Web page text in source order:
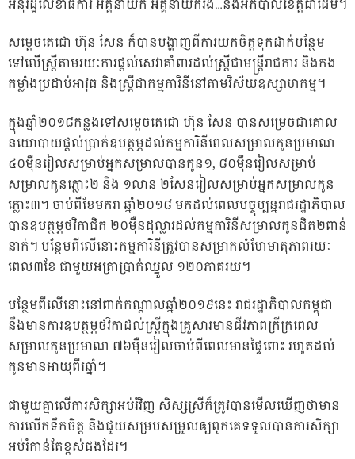
អនុរដ្ឋលេខាធិការ អគ្គនាយក អគ្គនាយករង…និងអភិបាលខេត្តជាដើម។
សម្តេចតេជោ ហ៊ុន សែន ក៏បានបង្ហាញពីការយកចិត្តទុកដាក់បន្ថែម
ទៅលើស្ត្រីតាមរយៈការផ្តល់សេវាគាំពារដល់ស្ត្រីជាមន្ត្រីរាជការ និងកង
កម្លាំងប្រដាប់អាវុធ និងស្ត្រីជាកម្មការិនីនៅតាមវិស័យឧស្សាហកម្ម។
ក្នុងឆ្នាំ២០១៨កន្លងទៅសម្តេចតេជោ ហ៊ុន សែន បានសម្រេចជាគោល
នយោបាយផ្តល់ប្រាក់ឧបត្ថម្ភដល់កម្មការិនីពេលសម្រាលកូនប្រមាណ
៤០ម៉ឺនរៀលសម្រាប់អ្នកសម្រាលបានកូន១, ៨០ម៉ឹនរៀលសម្រាប់
សម្រាលកូនភ្លោះ២ និង ១លាន ២សែនរៀលសម្រាប់អ្នកសម្រាលកូន
ភ្លោះ៣។ ចាប់ពីខែមករា ឆ្នាំ២០១៨ មកដល់ពេលបច្ចុប្បន្នរាជរដ្ឋាភិបាល
បានឧបត្ថម្ភថវិកាជិត ២០ម៉ឺនដុល្លារដល់កម្មការិនីសម្រាលកូនជិត២ពាន់
នាក់។ បន្ថែមពីលើនោះកម្មការិនីត្រូវបានសម្រាកលំហែមាតុភាពរយៈ
ពេល៣ខែ ជាមួយអត្រាប្រាក់ឈ្នួល ១២០ភាគរយ។
បន្ថែមពីលើនោះនៅពាក់កណ្តាលឆ្នាំ២០១៩នេះ រាជរដ្ឋាភិបាលកម្ពុជា
នឹងមានការឧបត្ថម្ភថវិកាដល់ស្រ្តីក្នុងគ្រួសារមានជីវភាពក្រីក្រពេល
សម្រាលកូនប្រមាណ ៧៦ម៉ឺនរៀលចាប់ពីពេលមានផ្ទៃពោះ រហូតដល់
កូនមានអាយុពីរឆ្នាំ។
ជាមួយគ្នាលើការសិក្សាអប់រំវិញ សិស្សស្រីក៏ត្រូវបានមើលឃើញថាមាន
ការលើកទឹកចិត្ត និងជួយសម្របសម្រួលឲ្យពួកគេទទួលបានការសិក្សា
អប់រំកាន់តែខ្ពស់ផងដែរ។